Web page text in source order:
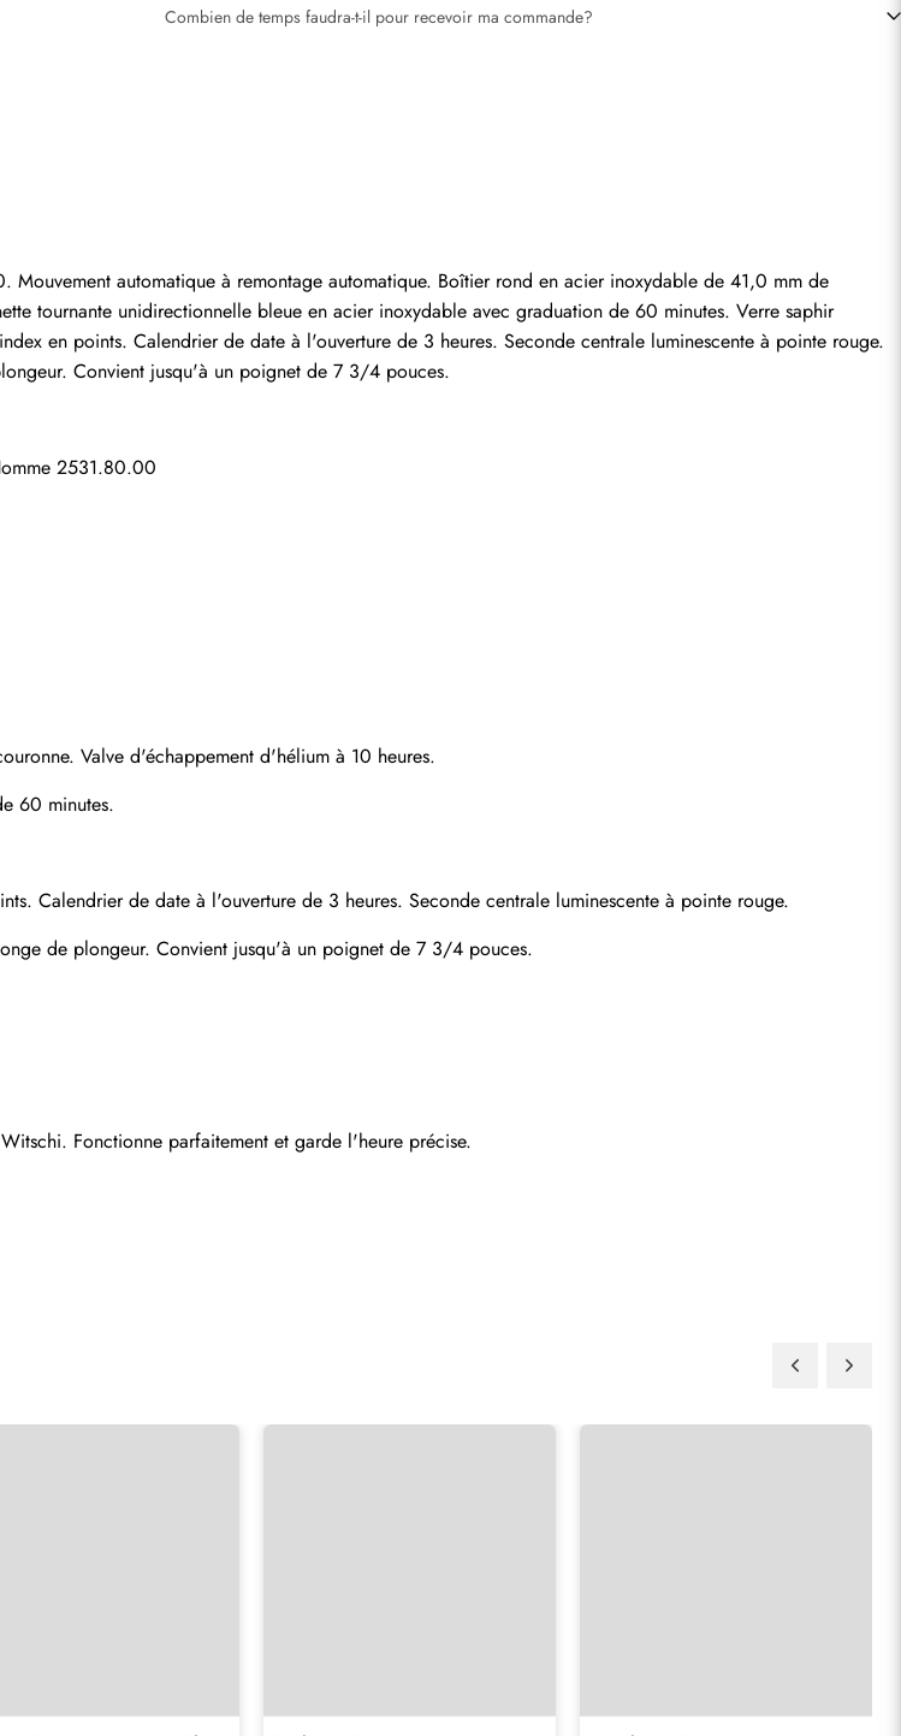
Combien de temps faudra-t-il pour recevoir ma commande?
automatique à remontage automatique. Boîtier rond en acier inoxydable de 41,0 mm de
tournante unidirectionnelle bleue en acier inoxydable avec graduation de 60 minutes. Verre saphir
en points. Calendrier de date à l'ouverture de 3 heures. Seconde centrale luminescente à pointe rouge.
Convient jusqu'à un poignet de 7 3/4 pouces.
2531.80.00
Valve d'échappement d'hélium à 10 heures.
60 minutes.
Calendrier de date à l'ouverture de 3 heures. Seconde centrale luminescente à pointe rouge.
de plongeur. Convient jusqu'à un poignet de 7 3/4 pouces.
Fonctionne parfaitement et garde l'heure précise.